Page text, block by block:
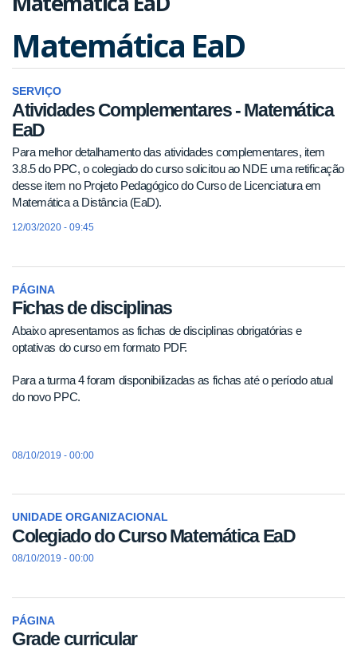
Matemática EaD
SERVIÇO
Atividades Complementares - Matemática
EaD
Para melhor detalhamento das atividades complementares, item
3.8.5 do PPC, o colegiado do curso solicitou ao NDE uma retificação
desse item no Projeto Pedagógico do Curso de Licenciatura em
Matemática a Distância (EaD).
12/03/2020 - 09:45
PÁGINA
Fichas de disciplinas
Abaixo apresentamos as fichas de disciplinas obrigatórias e
optativas do curso em formato PDF.
Para a turma 4 foram disponibilizadas as fichas até o período atual
do novo PPC.
08/10/2019 - 00:00
UNIDADE ORGANIZACIONAL
Colegiado do Curso Matemática EaD
08/10/2019 - 00:00
PÁGINA
Grade curricular